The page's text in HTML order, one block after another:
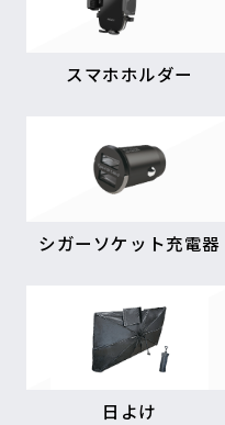
スマホホルダー
シガーソケット充電器
日よけ